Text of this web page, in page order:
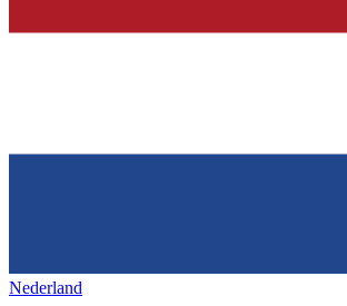
Nederland